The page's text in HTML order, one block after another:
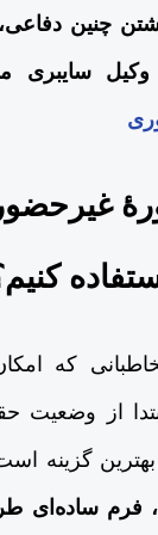
چنین
سایبری
که
از وضعیت
گزینه
فرم ساده‌ای